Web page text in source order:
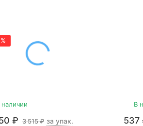
наличии
₽ 3 515₽ за упак.
В
537